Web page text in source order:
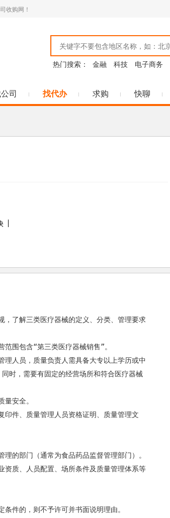
收购网！
热门搜索： 金融 科技 电子商务
司 找代办 求购 快聊
时，需要有固定的经营场所和符合医疗器械
的部门（通常为食品药品监督管理部门）‌。
资质、人员配置、场所条件及质量管理体系等
件的，则不予许可并书面说明理由‌。